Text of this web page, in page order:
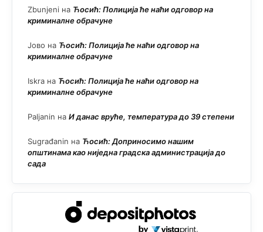
Zbunjeni на Ћосић: Полиција ће наћи одговор на
криминалне обрачуне
Јово на Ћосић: Полиција ће наћи одговор на
криминалне обрачуне
Iskra на Ћосић: Полиција ће наћи одговор на
криминалне обрачуне
Paljanin на И данас вруће, температура до 39 степени
Sugrađanin на Ћосић: Доприносимо нашим
општинама као ниједна градска администрација до
сада